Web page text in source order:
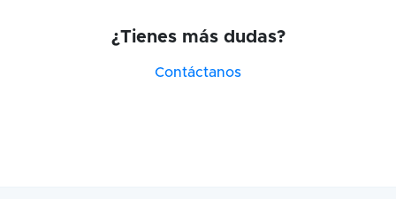
¿Tienes más dudas?
Contáctanos